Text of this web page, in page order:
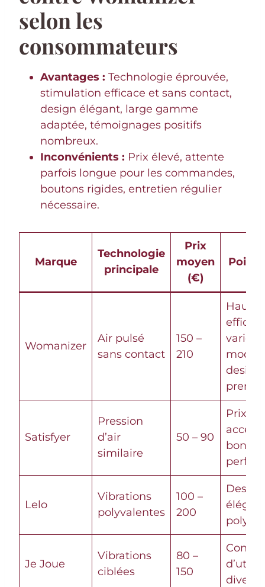
selon les
consommateurs
Avantages : Technologie éprouvée,
stimulation efficace et sans contact,
design élégant, large gamme
adaptée, témoignages positifs
nombreux.
Inconvénients : Prix élevé, attente
parfois longue pour les commandes,
boutons rigides, entretien régulier
nécessaire.
Marque
Technologie
principale
Prix
moyen
(€)
Womanizer
Air pulsé
sans contact
150 –
210
Haute
variété
modes,
design
Satisfyer
Pression
d’air
similaire
50 – 90
Prix
bonne
Lelo
Vibrations
polyvalentes
100 –
200
Design
Je Joue
Vibrations
ciblées
80 –
150
Confort